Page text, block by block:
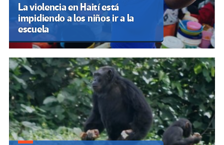
La violencia en Haití está
impidiendo a los niños ir a la
escuela